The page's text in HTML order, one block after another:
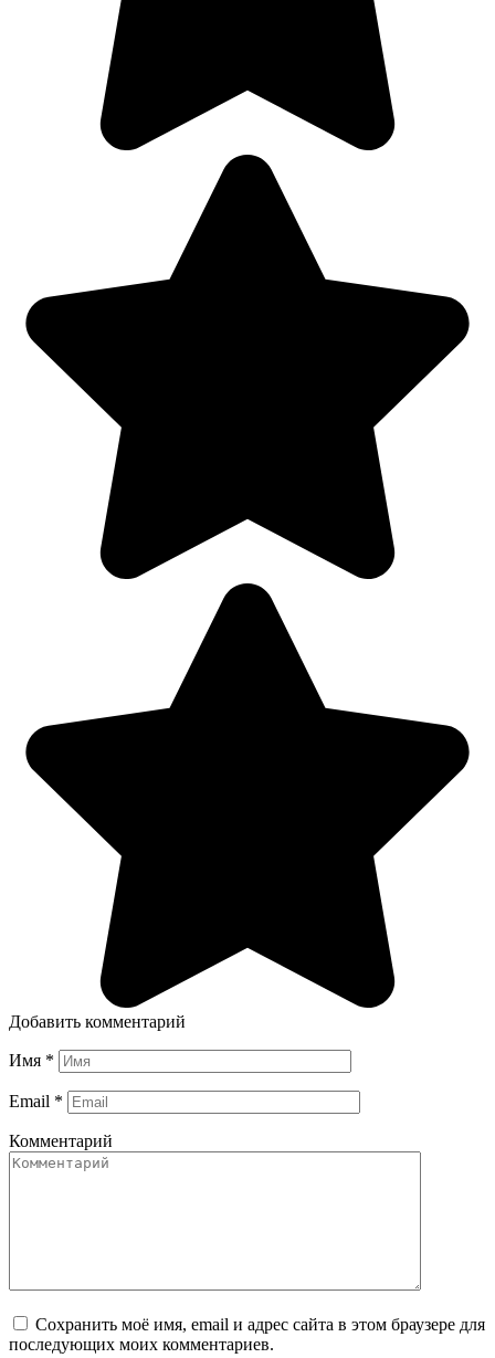
Добавить комментарий
Имя *
Email *
Комментарий
Сохранить моё имя, email и адрес сайта в этом браузере для
последующих моих комментариев.